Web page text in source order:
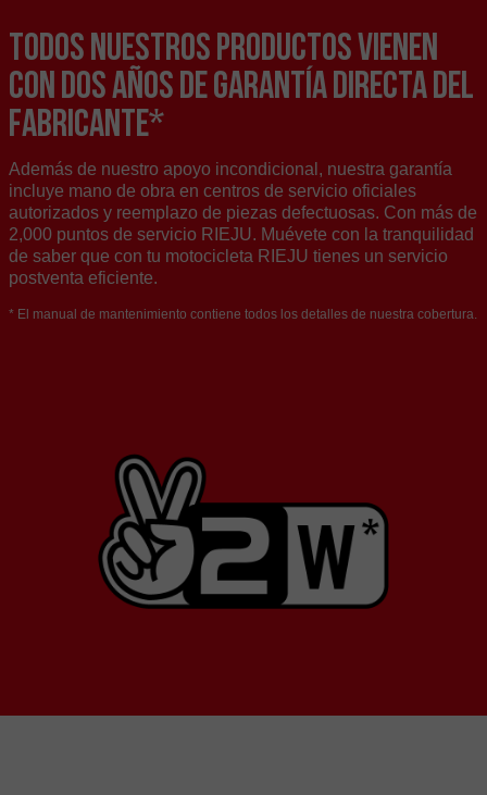
TODOS NUESTROS PRODUCTOS VIENEN
CON DOS AÑOS DE GARANTÍA DIRECTA DEL
FABRICANTE*
Además de nuestro apoyo incondicional, nuestra garantía
incluye mano de obra en centros de servicio oficiales
autorizados y reemplazo de piezas defectuosas. Con más de
2,000 puntos de servicio RIEJU. Muévete con la tranquilidad
de saber que con tu motocicleta RIEJU tienes un servicio
postventa eficiente.
* El manual de mantenimiento contiene todos los detalles de nuestra cobertura.